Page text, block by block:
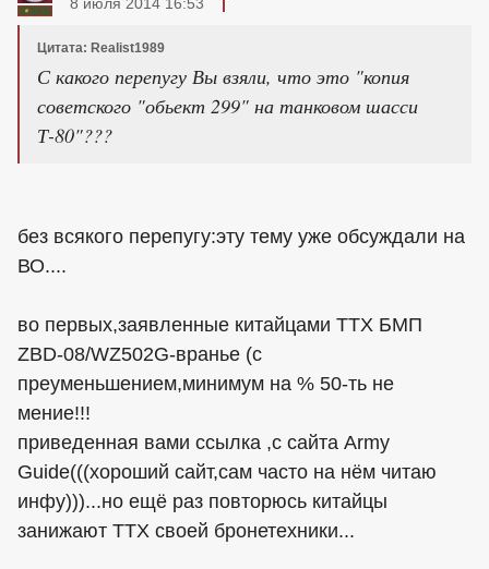
Цитата: Realist1989
С какого перепугу Вы взяли, что это "копия
советского "обьект 299" на танковом шасси
Т-80"???
без всякого перепугу:эту тему уже обсуждали на
ВО....
во первых,заявленные китайцами ТТХ БМП
ZBD-08/WZ502G-вранье (с
преуменьшением,минимум на % 50-ть не
мение!!!
приведенная вами ссылка ,с сайта Army
Guide(((хороший сайт,сам часто на нём читаю
инфу)))...но ещё раз повторюсь китайцы
занижают ТТХ своей бронетехники...